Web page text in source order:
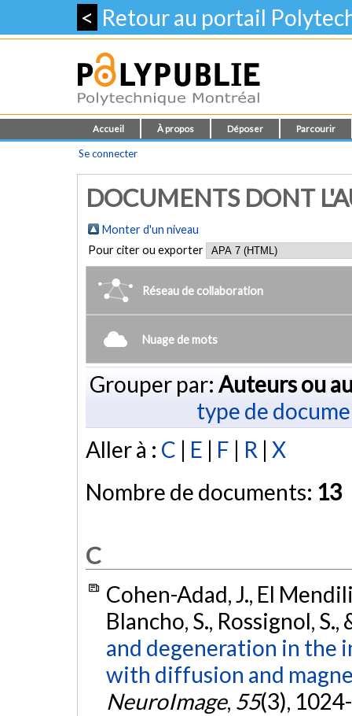
< Retour au portail
Accueil À propos Déposer Parcourir
Se connecter
DOCUMENTS DONT
Monter d'un niveau
Pour citer ou exporter
Réseau de collaboration
Nuage de mots
Grouper par: Auteurs ou
type de
Aller à : C | E | F | R | X
Nombre de documents: 13
C
Cohen-Adad, J., El
Blancho, S., Rossignol,
and degeneration in the
with diffusion and
NeuroImage, 55(3),